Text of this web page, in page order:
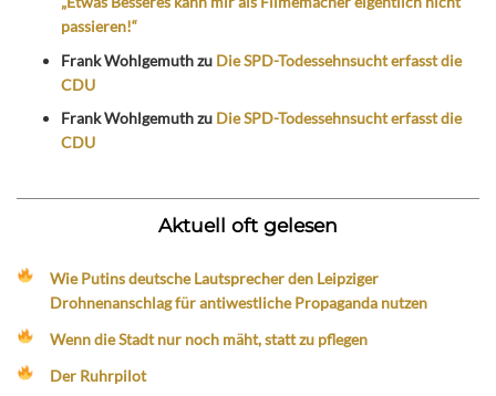
passieren!“
Frank Wohlgemuthzu Die SPD-Todessehnsucht erfasst die
CDU
Frank Wohlgemuthzu Die SPD-Todessehnsucht erfasst die
CDU
Aktuell oft gelesen
Wie Putins deutsche Lautsprecher den Leipziger
Drohnenanschlag für antiwestliche Propaganda nutzen
Wenn die Stadt nur noch mäht, statt zu pflegen
Der Ruhrpilot